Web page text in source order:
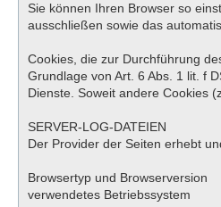
Sie können Ihren Browser so
ausschließen sowie das
Cookies, die zur Durchführung
Grundlage von Art. 6 Abs. 1 lit. f
Dienste. Soweit andere Cookies
SERVER-LOG-DATEIEN
Der Provider der Seiten erhebt
Browsertyp und Browserversion
verwendetes Betriebssystem